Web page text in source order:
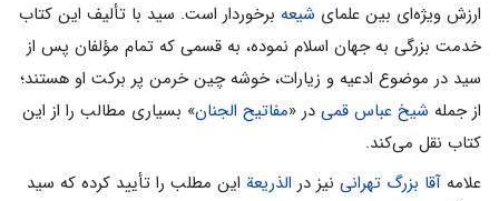
ارزش ویژه‌اى بین علماى شیعه
برخوردار است. سید‌ ‎با تألیف این کتاب
خدمت بزرگى به جهان اسلام نموده، به قسمى که تمام مؤلفان پس از
سید‌ ‎در موضوع ادعیه و زیارات، خوشه چین خرمن پر برکت او هستند؛
از جمله شیخ عباس قمى در «مفاتیح الجنان» بسیارى مطالب را از این
کتاب نقل مى‌کند.
علامه آقا بزرگ تهرانى نیز در الذریعة این مطلب را تأیید کرده که سید‌